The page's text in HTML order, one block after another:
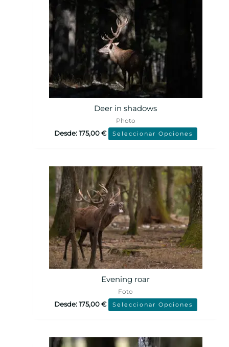
Deer in shadows
Photo
Desde:175,00€ Seleccionar Opciones
Evening roar
Foto
Desde:175,00€ Seleccionar Opciones